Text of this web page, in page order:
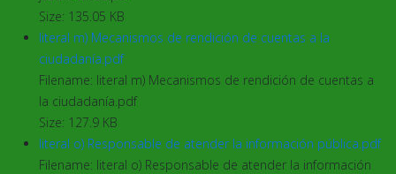
Size: 135.05 KB
literal m) Mecanismos de rendición de cuentas a la
ciudadanía.pdf
Filename: literal m) Mecanismos de rendición de cuentas a
la ciudadanía.pdf
Size: 127.9 KB
literal o) Responsable de atender la información pública.pdf
Filename: literal o) Responsable de atender la información